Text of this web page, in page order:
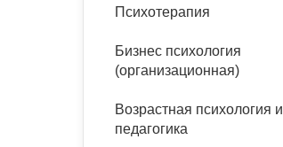
панические атаки
Психодрама
Сказкотерапия
эргономика
Социальная психология
Психология развития
организационная психология
Психотерапия
Бизнес психология
(организационная)
Возрастная психология и
педагогика